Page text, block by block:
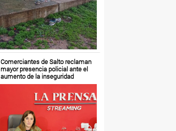
Comerciantes de Salto reclaman
mayor presencia policial ante el
aumento de la inseguridad